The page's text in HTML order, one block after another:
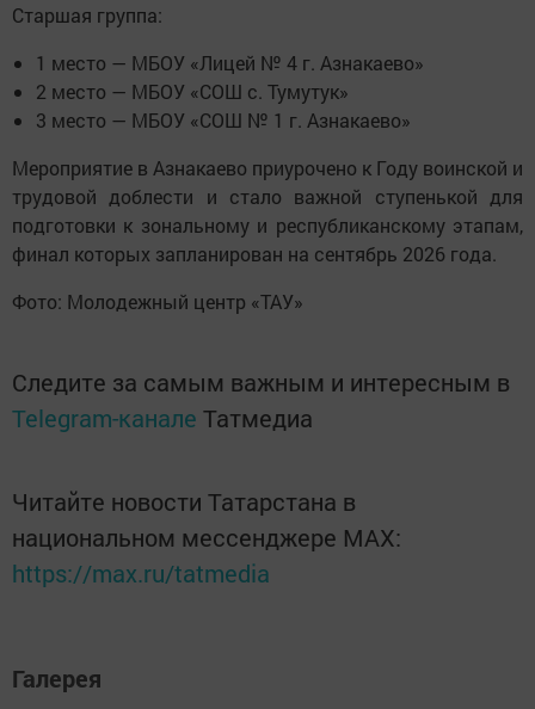
Старшая группа:
1 место — МБОУ «Лицей № 4 г. Азнакаево»
2 место — МБОУ «СОШ с. Тумутук»
3 место — МБОУ «СОШ № 1 г. Азнакаево»
Мероприятие в Азнакаево приурочено к Году воинской и
трудовой доблести и стало важной ступенькой для
подготовки к зональному и республиканскому этапам,
финал которых запланирован на сентябрь 2026 года.
Фото: Молодежный центр «ТАУ»
Следите за самым важным и интересным в
Telegram-канале Татмедиа
Читайте новости Татарстана в
национальном мессенджере MАХ:
https://max.ru/tatmedia
Галерея